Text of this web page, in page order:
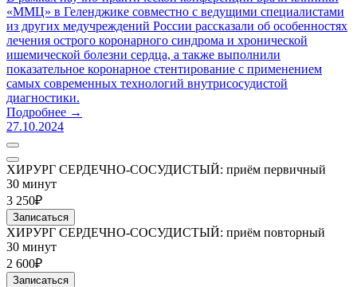
«ММЦ» в Геленджике совместно с ведущими специалистами
из других медучреждений России рассказали об особенностях
лечения острого коронарного синдрома и хронической
ишемической болезни сердца, а также выполнили
показательное коронарное стентирование с применением
самых современных технологий внутрисосудистой
диагностики.
Подробнее →
27.10.2024
ХИРУРГ СЕРДЕЧНО-СОСУДИСТЫЙ: приём первичный
30 минут
3 250₽
Записаться
ХИРУРГ СЕРДЕЧНО-СОСУДИСТЫЙ: приём повторный
30 минут
2 600₽
Записаться